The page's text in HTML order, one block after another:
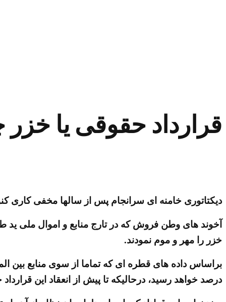
قرارداد حقوقی یا
دیکتاتوری خامنه ای سرانجام پس از سالها مخفی کاری
آخوند های وطن فروش که در تارج منابع و اموال ملی ید
خزر را مهر و موم نمودند.
درصد خواهد رسید، درحالیکه تا پیش از انعقاد این قرارداد خائنانه، میهن ما به